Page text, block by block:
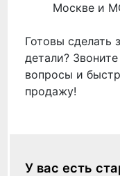
Москве и
Готовы сделать
детали?
вопросы и
продажу!
У вас есть